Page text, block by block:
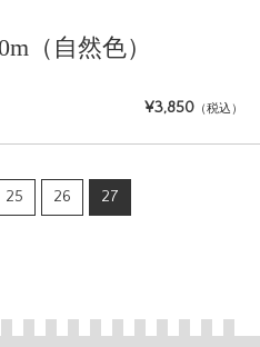
（自然色）
¥3,850 （税込）
25 26 27